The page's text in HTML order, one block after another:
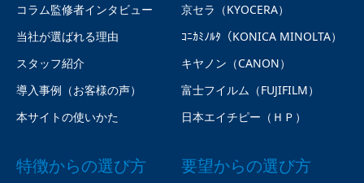
コラム監修者インタビュー
当社が選ばれる理由
スタッフ紹介
導入事例（お客様の声）
本サイトの使いかた
京セラ（KYOCERA）
ｺﾆｶﾐﾉﾙﾀ（KONICA MINOLTA）
キヤノン（CANON）
富士フイルム（FUJIFILM）
日本エイチピー（ＨＰ）
特徴からの選び方 要望からの選び方